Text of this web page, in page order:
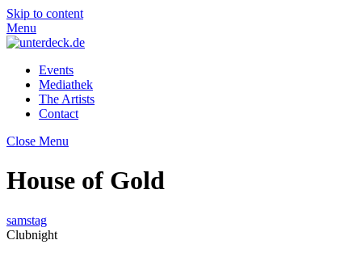
Skip to content
Menu
Events
Mediathek
The Artists
Contact
Close Menu
House of Gold
samstag
Clubnight